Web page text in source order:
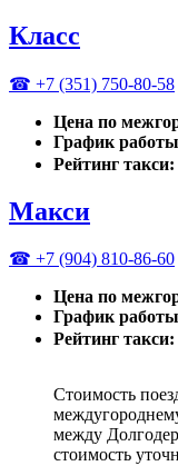
Класс
☎ +7 (351) 750-80-58
Цена по
График
Рейтинг такси:
Макси
☎ +7 (904) 810-86-60
Цена по
График
Рейтинг такси:
Стоимость
между
стоимость